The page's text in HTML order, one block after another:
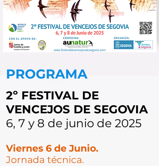
2º FESTIVAL DE
VENCEJOS DE SEGOVIA
6, 7 y 8 de junio de 2025
Viernes 6 de Junio.
Jornada técnica.
PROGRAMA